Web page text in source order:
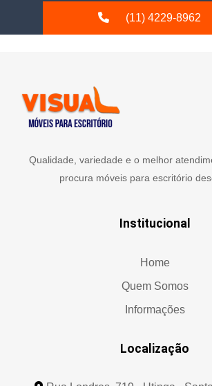
(11) 4229-8962
Qualidade, variedade e o melhor
procura móveis para escritório
Institucional
Home
Quem Somos
Informações
Localização